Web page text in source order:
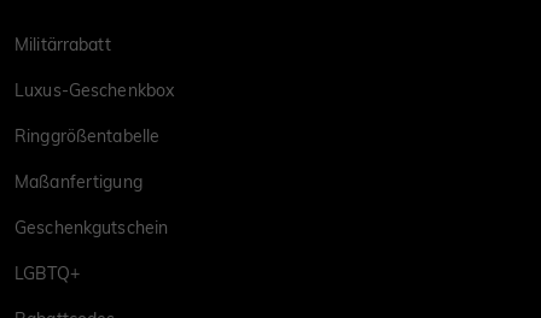
Militärrabatt
Luxus-Geschenkbox
Ringgrößentabelle
Maßanfertigung
Geschenkgutschein
LGBTQ+